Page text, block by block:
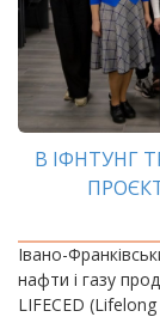
В ІФНТУНГ
Івано-
нафти і газу
LIFECED